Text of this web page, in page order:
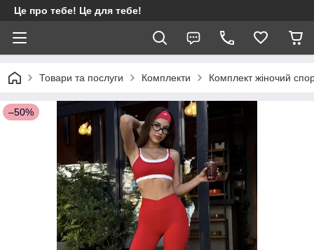
Це про тебе! Це для тебе!
Товари та послуги Комплекти Комплект жіночий
–50%